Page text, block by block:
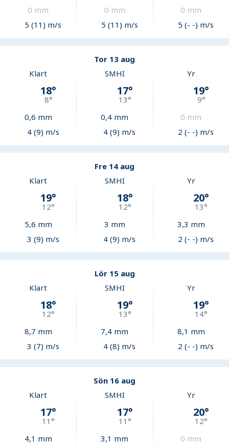
0 mm
5 (11) m/s
0 mm
5 (11) m/s
0 mm
5 (- -) m/s
Tor 13 aug
Klart
18°
8°
0,6 mm
4 (9) m/s
SMHI
17°
13°
0,4 mm
4 (9) m/s
Yr
19°
9°
0 mm
2 (- -) m/s
Fre 14 aug
Klart
19°
12°
5,6 mm
3 (9) m/s
SMHI
18°
12°
3 mm
4 (9) m/s
Yr
20°
13°
3,3 mm
2 (- -) m/s
Lör 15 aug
Klart
18°
12°
8,7 mm
3 (7) m/s
SMHI
19°
13°
7,4 mm
4 (8) m/s
Yr
19°
14°
8,1 mm
2 (- -) m/s
Sön 16 aug
Klart
17°
11°
4,1 mm
SMHI
17°
11 °
3,1 mm
Yr
20°
12°
0 mm